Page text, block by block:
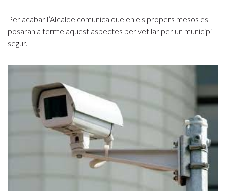
Per acabar l’Alcalde comunica que en els propers mesos es
posaran a terme aquest aspectes per vetllar per un municipi
segur.